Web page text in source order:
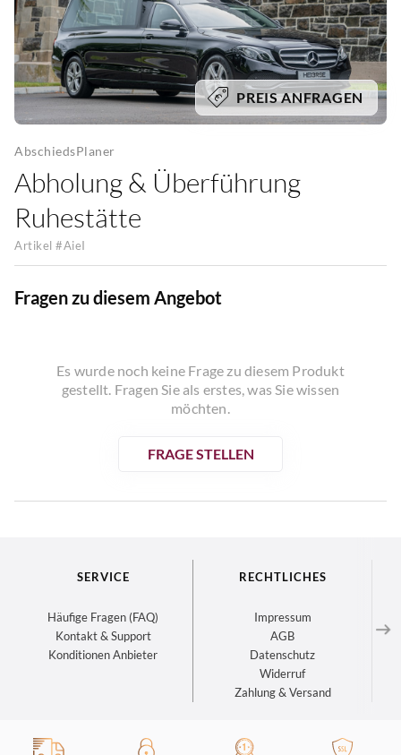
PREIS ANFRAGEN
AbschiedsPlaner
Abholung & Überführung
Ruhestätte
Artikel #AieI
Fragen zu diesem Angebot
Es wurde noch keine Frage zu diesem Produkt
gestellt. Fragen Sie als erstes, was Sie wissen
möchten.
FRAGE STELLEN
SERVICE
Häufige Fragen (FAQ)
Kontakt & Support
Konditionen Anbieter
RECHTLICHES
Impressum
AGB
Datenschutz
Widerruf
Zahlung & Versand